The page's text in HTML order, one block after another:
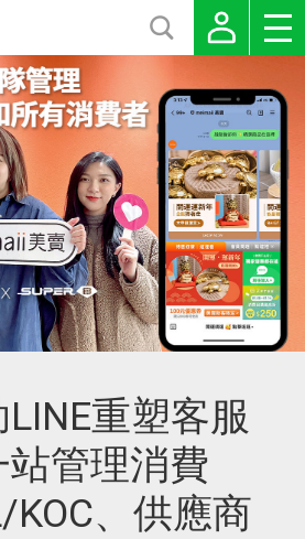
重塑客服
管理消費
KOC、供應商